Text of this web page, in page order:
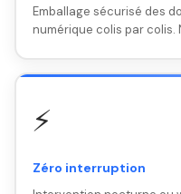
Emballage sécurisé des
numérique colis par colis.
⚡
Zéro interruption